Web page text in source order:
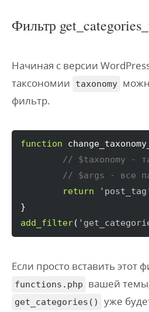
Фильтр
Начиная с версии
таксономии
taxonomy
фильтр.
function
// $taxonomy -
// $args - все
return
'post_tag'
}
add_filter(
Если просто вставить этот
functions.php вашей
get_categories()
уже